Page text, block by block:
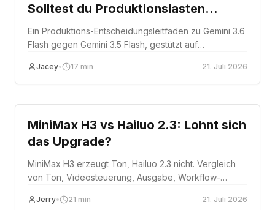
Solltest du Produktionslasten
migrieren?
Ein Produktions-Entscheidungsleitfaden zu Gemini 3.6
Flash gegen Gemini 3.5 Flash, gestützt auf
Jacey• 17 min 21. Juli 2026
Comparison
MiniMax H3 vs Hailuo 2.3: Lohnt sich
das Upgrade?
MiniMax H3 erzeugt Ton, Hailuo 2.3 nicht. Vergleich
von Ton, Videosteuerung, Ausgabe, Workflow-
wissen, ob sich der Wechsel für Ihr Team rechnet.
Jerry• 21 min 21. Juli 2026